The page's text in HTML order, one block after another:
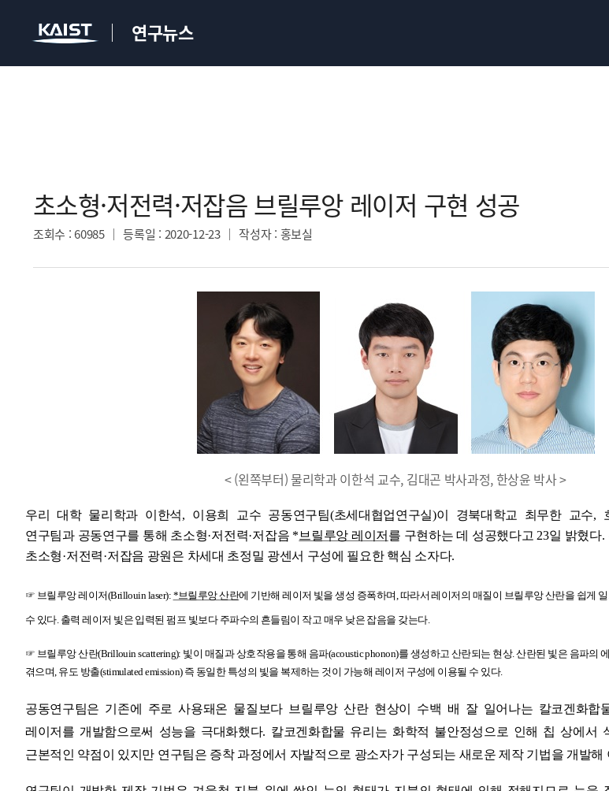
연구뉴스
초소형·저전력·저잡음 브릴루앙 레이저 구현 성공​
조회수 : 60985 등록일 : 2020-12-23 작성자: 홍보실
< (왼쪽부터) 물리학과 이한석 교수, 김대곤 박사과정, 한상윤 박사 >
우리 대학 물리학과 이한석, 이용희 교수 공동연구팀(초세대협업연구실)이 경북대학교 최무한 교수,
연구팀과 공동연구를 통해 초소형·저전력·저잡음 * 브릴루앙 레이저 를 구현하는 데 성공했다고 23일 밝혔다.
초소형·저전력·저잡음 광원은 차세대 초정밀 광센서 구성에 필요한 핵심 소자다.
☞ 브릴루앙 레이저(Brillouin laser): *브릴루앙 산란에 기반해 레이저 빛을 생성 증폭하며 따라서 레이저의 매질이 브릴루앙 산란을 쉽게
수 있다. 출력 레이저 빛은 입력된 펌프 빛보다 주파수의 흔들림이 작고 매우 낮은 잡음을 갖는다.
☞ 브릴루앙 산란(Brillouin scattering): 빛이 매질과 상호작용을 통해 음파(acoustic phonon)를 생성하고 산란되는 현상.산란된 빛은 음파의
겪으며 유도 방출(stimulated emission) 즉 동일한 특성의 빛을 복제하는 것이 가능해 레이저 구성에 이용될 수 있다.
공동연구팀은 기존에 주로 사용돼온 물질보다 브릴루앙 산란 현상이 수백 배 잘 일어나는 칼코겐화합
레이저를 개발함으로써 성능을 극대화했다. 칼코겐화합물 유리는 화학적 불안정성으로 인해 칩 상에서
근본적인 약점이 있지만 연구팀은 증착 과정에서 자발적으로 광소자가 구성되는 새로운 제작 기법을 개발해